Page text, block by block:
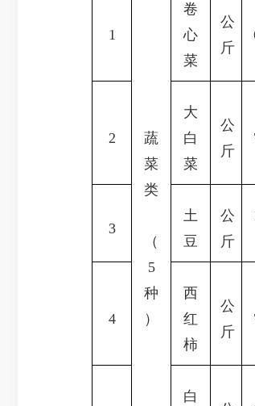
1
蔬
菜
类
（
5
种
）
卷
心
菜
公
斤
2
大
白
菜
公
斤
3
土
豆
公
斤
4
西
红
柿
公
斤
白